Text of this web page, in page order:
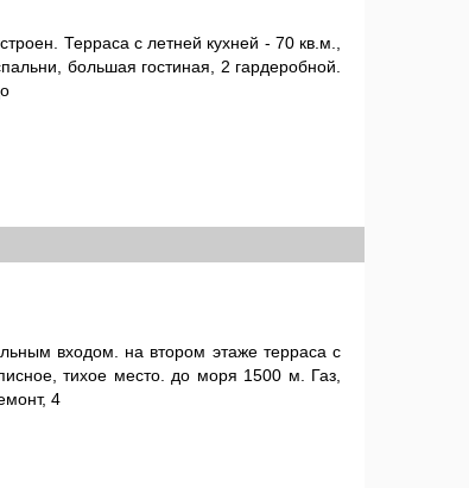
Терраса с летней кухней - 70 кв.м.,
большая гостиная, 2 гардеробной.
входом. на втором этаже терраса с
тихое место. до моря 1500 м. Газ,
4